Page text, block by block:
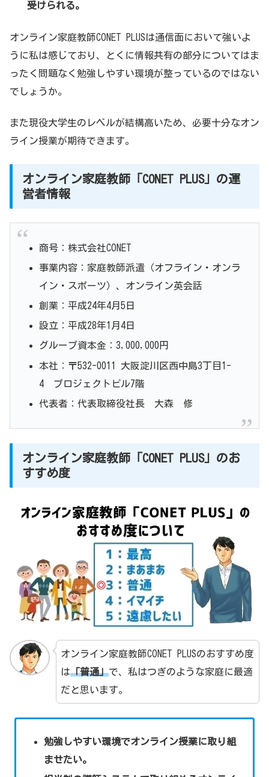
受けられる。
オンライン家庭教師CONET PLUSは通信面において強いよ
うに私は感じており、とくに情報共有の部分についてはま
ったく問題なく勉強しやすい環境が整っているのではない
でしょうか。
また現役大学生のレベルが結構高いため、必要十分なオン
ライン授業が期待できます。
オンライン家庭教師「CONET PLUS」の運
営者情報
商号：株式会社CONET
事業内容：家庭教師派遣（オフライン・オンラ
イン・スポーツ）、オンライン英会話
創業：平成24年4月5日
設立：平成28年1月4日
グループ資本金：3,000,000円
本社：〒532-0011 大阪淀川区西中島3丁目1-
4 プロジェクトビル7階
代表者：代表取締役社長 大森 修
オンライン家庭教師「CONET PLUS」のお
すすめ度
オンライン家庭教師CONET PLUSのおすすめ度
は「普通」で、私はつぎのような家庭に最適
だと思います。
勉強しやすい環境でオンライン授業に取り組
ませたい。